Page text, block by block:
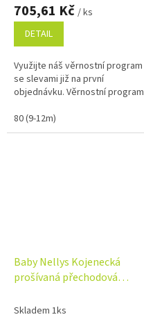
705,61 Kč / ks
DETAIL
Využijte náš věrnostní program
se slevami již na první
objednávku. Věrnostní program
80 (9-12m)
Baby Nellys Kojenecká
prošívaná přechodová
Skladem 1ks